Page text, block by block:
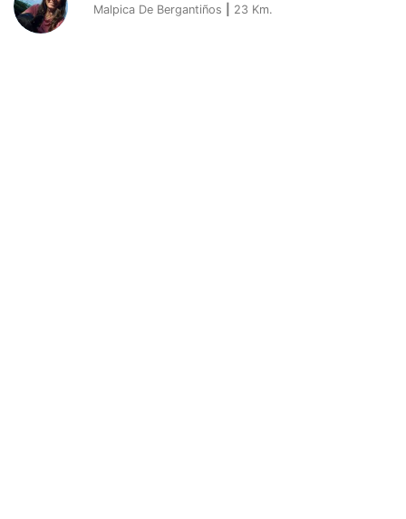
Malpica De Bergantiños 23 Km.